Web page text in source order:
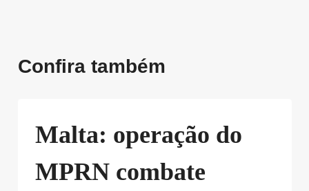
Confira também
Malta: operação do
MPRN combate